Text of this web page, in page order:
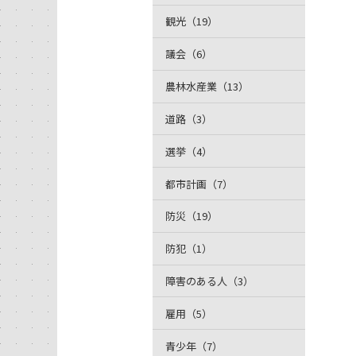
観光（19）
議会（6）
農林水産業（13）
道路（3）
選挙（4）
都市計画（7）
防災（19）
防犯（1）
障害のある人（3）
雇用（5）
青少年（7）